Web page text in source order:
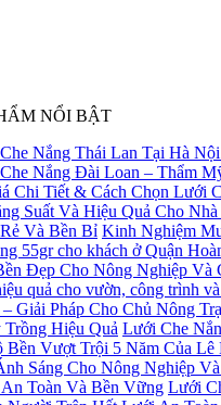
NỔI BẬT
Kinh Nghiệm
Lưới Che
Lưới